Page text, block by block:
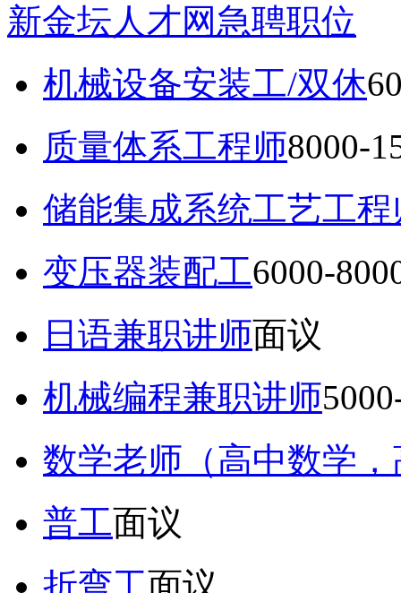
新金坛人才网急聘职位
机械设备安装工/双休
质量体系工程师8000-
储能集成系统工艺工程
变压器装配工6000-
日语兼职讲师面议
机械编程兼职讲师
数学老师（高中数学
普工面议
折弯工面议